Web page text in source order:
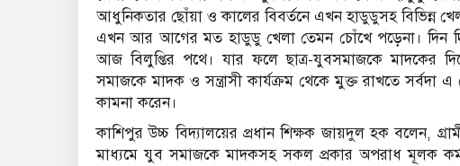
আধুনিকতার ছোঁয়া ও কালের বিবর্তনে এখন হাডুডুসহ বিভিন্ন
এখন আর আগের মত হাডুডু খেলা তেমন চোঁখে পড়েনা। দিন দিন
আজ বিলুপ্তির পথে। যার ফলে ছাত্র-যুবসমাজকে মাদকের
সমাজকে মাদক ও সন্ত্রাসী কার্যক্রম থেকে মুক্ত রাখতে
কামনা করেন।
কাশিপুর উচ্চ বিদ্যালয়ের প্রধান শিক্ষক জায়দুল হক বলেন,
মাধ্যমে যুব সমাজকে মাদকসহ সকল প্রকার অপরাধ মূলক